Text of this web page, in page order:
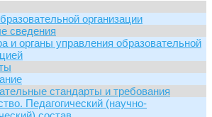
организации
сведения
и органы управления образовательной
стандарты и требования
Педагогический (научно-